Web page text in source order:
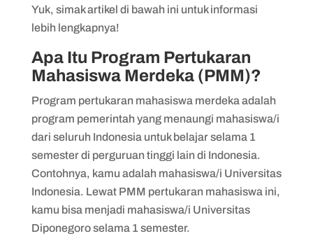
Yuk, simak artikel di bawah ini untuk informasi
lebih lengkapnya!
Apa Itu Program Pertukaran
Mahasiswa Merdeka (PMM)?
Program pertukaran mahasiswa merdeka adalah
program pemerintah yang menaungi mahasiswa/i
dari seluruh Indonesia untuk belajar selama 1
semester di perguruan tinggi lain di Indonesia.
Contohnya, kamu adalah mahasiswa/i Universitas
Indonesia. Lewat PMM pertukaran mahasiswa ini,
kamu bisa menjadi mahasiswa/i Universitas
Diponegoro selama 1 semester.